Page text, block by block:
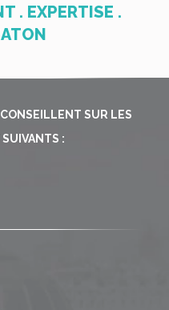
. EXPERTISE .
SUR LES
SUIVANTS :